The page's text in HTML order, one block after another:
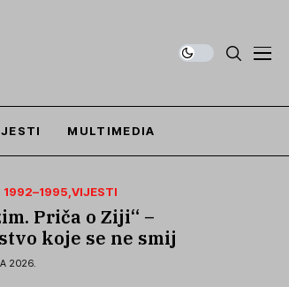
MULTIMEDIA
VIJESTI
Priča o Ziji“ –
koje se ne smije
2026.